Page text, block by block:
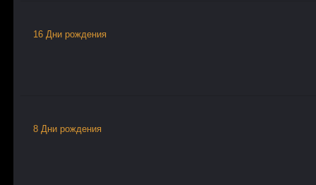
16 Дни рождения
8 Дни рождения